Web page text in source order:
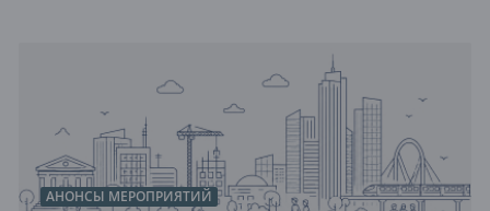
АНОНСЫ МЕРОПРИЯТИЙ